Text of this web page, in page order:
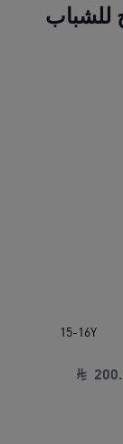
15-16Y
200.